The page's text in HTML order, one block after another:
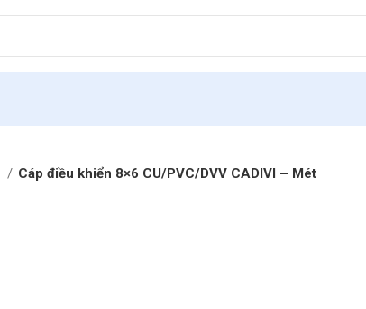
Cáp điều khiển 8×6 CU/PVC/DVV CADIVI – Mét